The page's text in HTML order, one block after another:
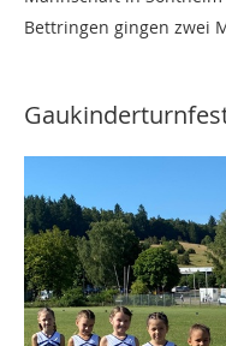
Bettringen gingen zwei